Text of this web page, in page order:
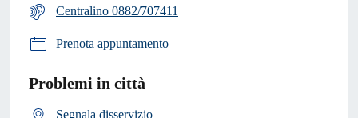
Centralino 0882/707411
Prenota appuntamento
Problemi in città
Segnala disservizio